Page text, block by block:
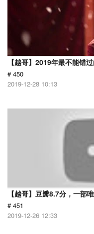
【越哥】2019年最不能错
# 450
2019-12-28 10:13
【越哥】豆瓣8.7分，一部
# 451
2019-12-26 12:33